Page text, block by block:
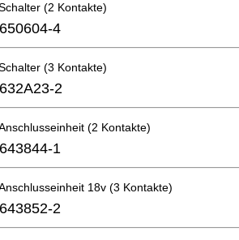
(2 Kontakte)
650604-4
(3 Kontakte)
632A23-2
(2 Kontakte)
643844-1
18v (3 Kontakte)
643852-2